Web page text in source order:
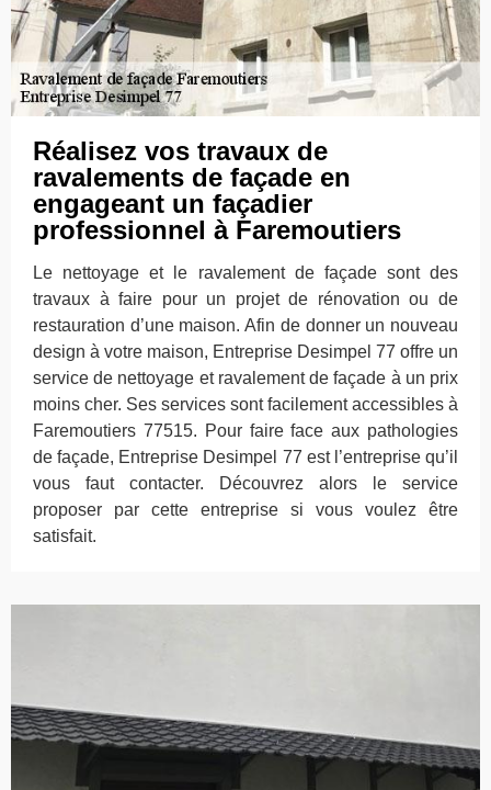
Réalisez vos travaux de
ravalements de façade en
engageant un façadier
professionnel à Faremoutiers
Le nettoyage et le ravalement de façade sont des
travaux à faire pour un projet de rénovation ou de
restauration d’une maison. Afin de donner un nouveau
design à votre maison, Entreprise Desimpel 77 offre un
service de nettoyage et ravalement de façade à un prix
moins cher. Ses services sont facilement accessibles à
Faremoutiers 77515. Pour faire face aux pathologies
de façade, Entreprise Desimpel 77 est l’entreprise qu’il
vous faut contacter. Découvrez alors le service
proposer par cette entreprise si vous voulez être
satisfait.